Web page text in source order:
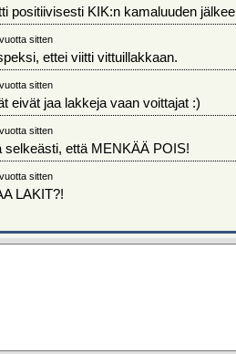
positiivisesti KIK:n kamaluuden
sitten
ettei viitti vittuillakkaan.
sitten
eivät jaa lakkeja vaan voittajat :)
sitten
selkeästi, että MENKÄÄ POIS!
sitten
LAKIT?!